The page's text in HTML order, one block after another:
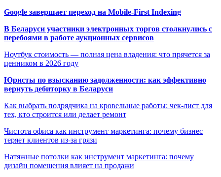
Google завершает переход на Mobile-First Indexing
В Беларуси участники электронных торгов столкнулись с
перебоями в работе аукционных сервисов
Ноутбук стоимость — полная цена владения: что прячется за
ценником в 2026 году
Юристы по взысканию задолженности: как эффективно
вернуть дебиторку в Беларуси
Как выбрать подрядчика на кровельные работы: чек-лист для
тех, кто строится или делает ремонт
Чистота офиса как инструмент маркетинга: почему бизнес
теряет клиентов из-за грязи
Натяжные потолки как инструмент маркетинга: почему
дизайн помещения влияет на продажи